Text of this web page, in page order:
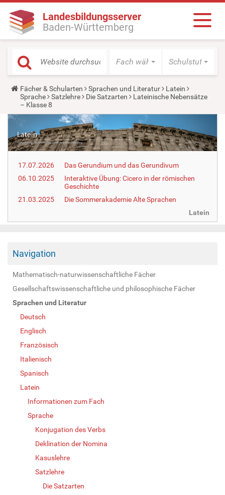
Landesbildungsserver
Baden-Württemberg
Fach wählen Schulstufe
Y
o
u
a
h
e
r
:
Fächer & Schularten Sprachen und Literatur
Latein
Sprache
Satzlehre Die Satzarten
Lateinische Nebensätze
– Klasse 8
17.07.2026
Das Gerundium und das Gerundivum
06.10.2025
Interaktive Übung: Cicero in der römischen
Geschichte
21.03.2025
Die Sommerakademie Alte Sprachen
Latein
Navigation
Mathematisch-naturwissenschaftliche Fächer
Gesellschaftswissenschaftliche und philosophische Fächer
Sprachen und Literatur
Deutsch
Englisch
Französisch
Italienisch
Spanisch
Latein
Informationen zum Fach
Sprache
Konjugation des Verbs
Deklination der Nomina
Kasuslehre
Satzlehre
Die Satzarten